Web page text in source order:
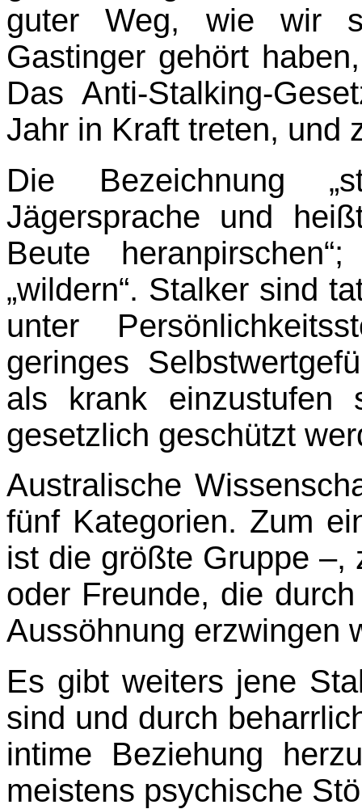
guter Weg, wie wir
Gastinger gehört
Das Anti-Stalking-
Jahr in Kraft treten, und
Die Bezeichnung
Jägersprache und
Beute
„wildern“. Stalker sind
unter
geringes
als krank einzustufen
gesetzlich geschützt
Australische
fünf Kategorien. Zum
ist die größte Gruppe –,
oder Freunde, die
Aussöhnung erzwingen
Es gibt weiters jene
sind und durch
intime Beziehung
meistens psychische